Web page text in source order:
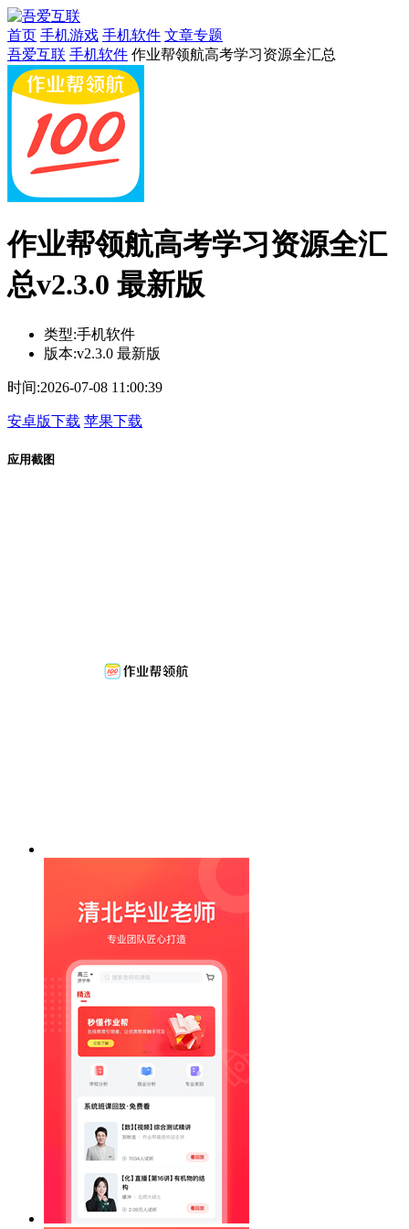
首页 手机游戏 手机软件 文章专题
吾爱互联 手机软件 作业帮领航高考学习资源全汇总
作业帮领航高考学习资源全汇
总v2.3.0 最新版
类型:手机软件
版本:v2.3.0 最新版
时间:2026-07-08 11:00:39
安卓版下载 苹果下载
应用截图